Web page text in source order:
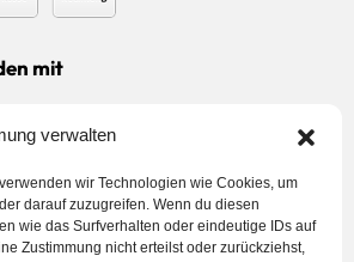
verwalten
wir Technologien wie Cookies, um
darauf zuzugreifen. Wenn du diesen
wie das Surfverhalten oder eindeutige IDs auf
Zustimmung nicht erteilst oder zurückziehst,
mit